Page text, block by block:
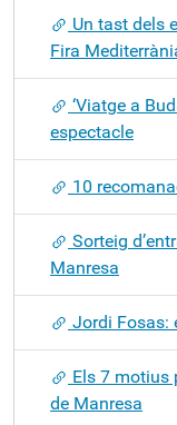
Un tast dels
Fira
‘Viatge a
espectacle
10
Sorteig
Manresa
Jordi Fosas:
Els 7 motius
de Manresa